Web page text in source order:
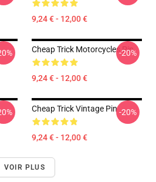
9,24 € - 12,00 €
Cheap Trick Motorcycles Pin
9,24 € - 12,00 €
-20%
Cheap Trick Vintage Pin
9,24 € - 12,00 €
-20%
VOIR PLUS